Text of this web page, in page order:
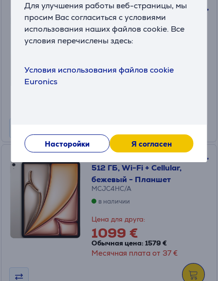
Для улучшения работы веб-страницы, мы
просим Вас согласиться с условиями
использования наших файлов cookie. Все
условия перечислены здесь:
Условия использования файлов cookie
Euronics
Насторойки Я согласен
Apple iPad Air 13'' (2025), M3,
512 ГБ, Wi-Fi + Cellular,
голубой - Планшет
MCJA4HC/A
Цена для друга:
Apple iPad Air 13'' (2025), M3,
512 ГБ, Wi-Fi + Cellular,
бежевый - Планшет
MCJC4HC/A
в наличии
Цена для друга:
1099 €
Обычная цена: 1579 €
Месячная плата от 37 €